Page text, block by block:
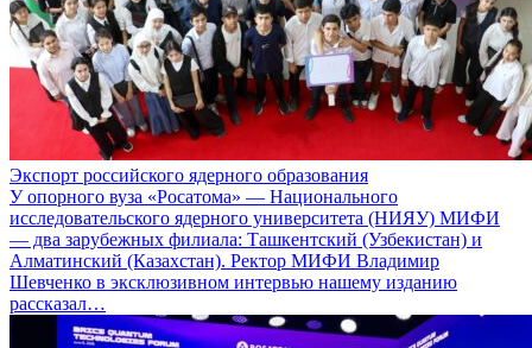
Экспорт российского ядерного образования
У опорного вуза «Росатома» — Национального
исследовательского ядерного университета (НИЯУ) МИФИ
— два зарубежных филиала: Ташкентский (Узбекистан) и
Алматинский (Казахстан). Ректор МИФИ Владимир
Шевченко в эксклюзивном интервью нашему изданию
рассказал…